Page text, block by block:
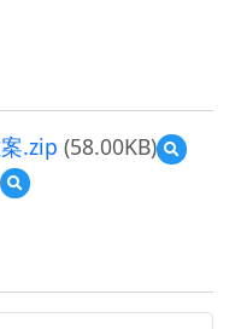
.zip (58.00KB)
預
覽
工
預
覽